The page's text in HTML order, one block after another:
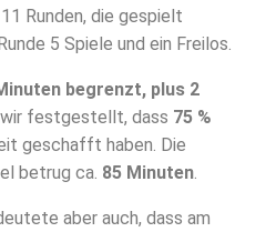
Runden, die gespielt
5 Spiele und ein Freilos.
begrenzt, plus 2
wir festgestellt, dass 75 %
geschafft haben. Die
betrug ca. 85 Minuten
aber auch, dass am